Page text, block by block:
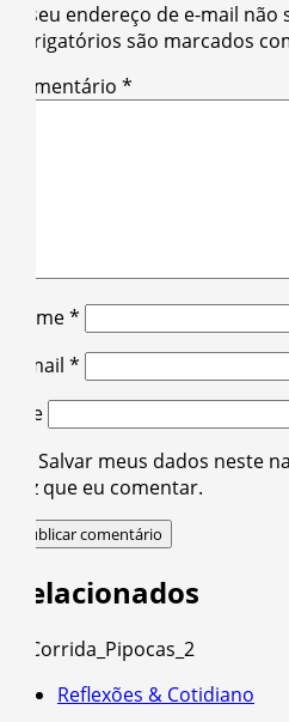
O seu endereço de e-mail
obrigatórios são marcados
Comentário *
Nome*
E-mail *
Site
Salvar meus dados neste
vez que eu comentar.
Relacionados
Reflexões & Cotidiano